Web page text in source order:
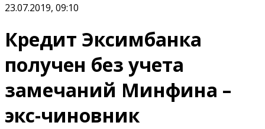
23.07.2019, 09:10
Кредит Эксимбанка
получен без учета
замечаний Минфина –
экс-чиновник